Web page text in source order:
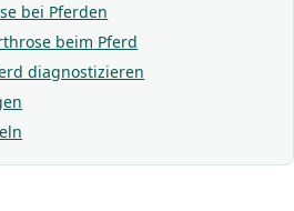
bei Pferden
beim Pferd
diagnostizieren